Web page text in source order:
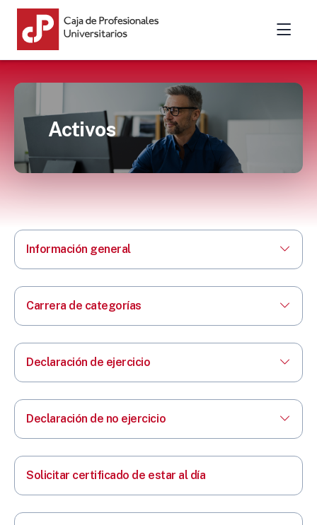
Activos
Información general
Carrera de categorías
Declaración de ejercicio
Declaración de no ejercicio
Solicitar certificado de estar al día